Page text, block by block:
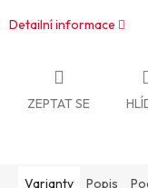
Detailní informace
ZEPTAT SE
Varianty Popis